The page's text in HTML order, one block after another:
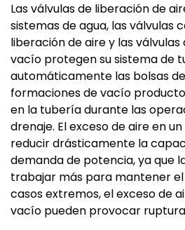
Las válvulas de liberación de
sistemas de agua, las válvulas
liberación de aire y las
vacío protegen su sistema de
automáticamente las bolsas
formaciones de vacío
en la tubería durante las
drenaje. El exceso de aire en
reducir drásticamente la
demanda de potencia, ya que
trabajar más para mantener el
casos extremos, el exceso de
vacío pueden provocar